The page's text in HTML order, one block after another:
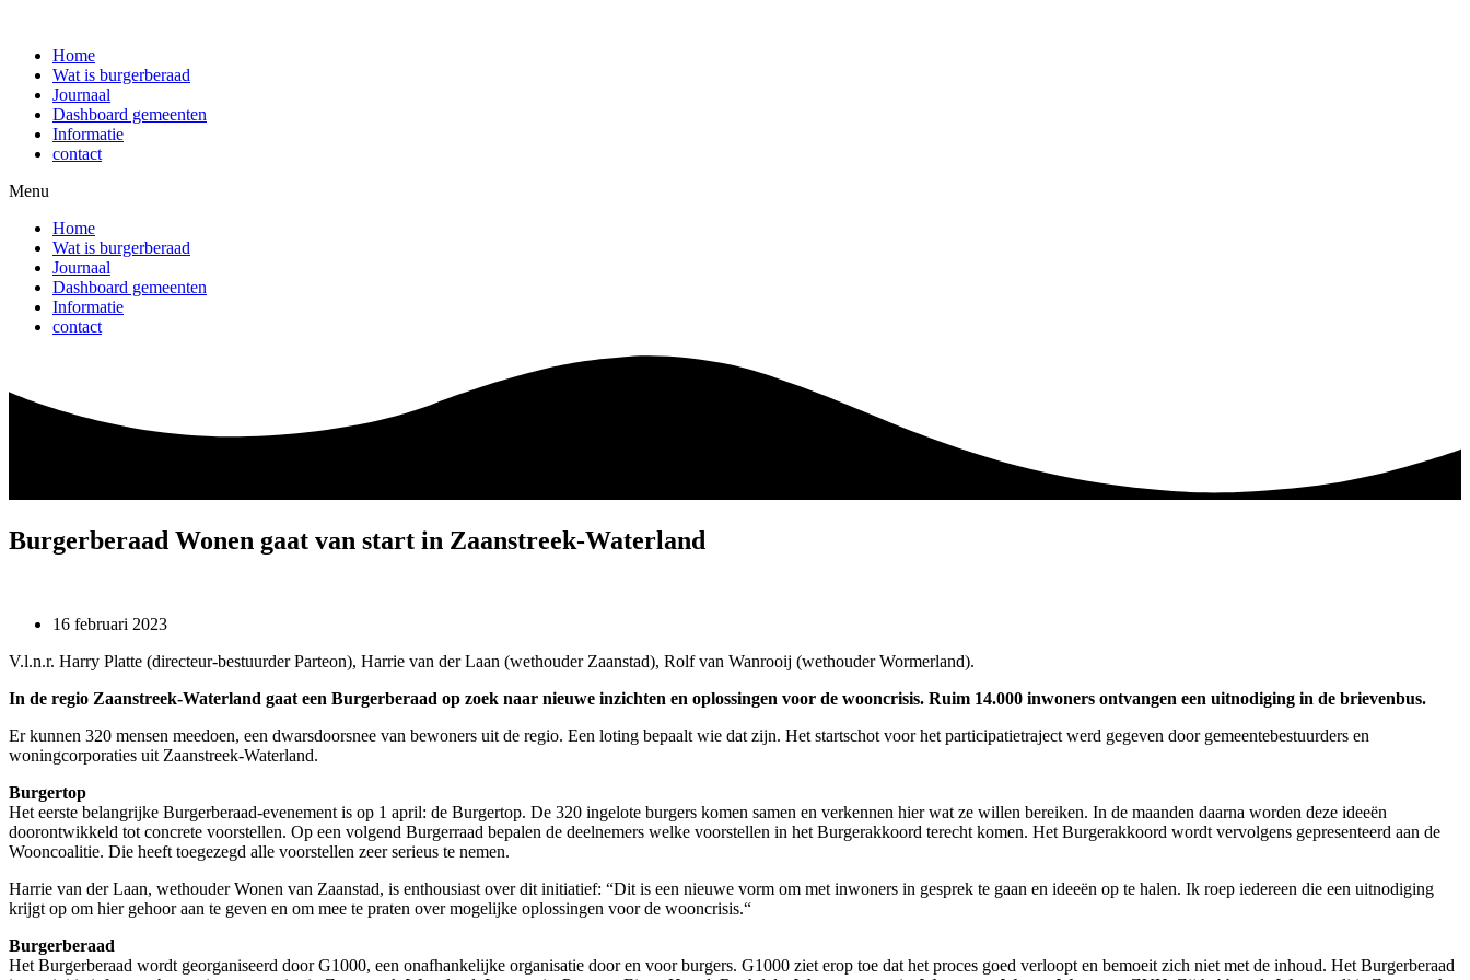
inhoud
Home
Wat is burgerberaad
Journaal
Dashboard gemeenten
Informatie
contact
Menu
Home
Wat is burgerberaad
Journaal
Dashboard gemeenten
Informatie
contact
Burgerberaad Wonen gaat van start in Zaanstreek-Waterland
16 februari 2023
V.l.n.r. Harry Platte (directeur-bestuurder Parteon), Harrie van der Laan (wethouder Zaanstad), Rolf van Wanrooij (wethouder Wormerland).
In de regio Zaanstreek-Waterland gaat een Burgerberaad op zoek naar nieuwe inzichten en oplossingen voor de wooncrisis. Ruim 14.000 inwoners ontvangen een uitnodiging in de brievenbus.
Er kunnen 320 mensen meedoen, een dwarsdoorsnee van bewoners uit de regio. Een loting bepaalt wie dat zijn. Het startschot voor het participatietraject werd gegeven door gemeentebestuurders en
woningcorporaties uit Zaanstreek-Waterland.
Burgertop
Het eerste belangrijke Burgerberaad-evenement is op 1 april: de Burgertop. De 320 ingelote burgers komen samen en verkennen hier wat ze willen bereiken. In de maanden daarna worden deze ideeën
doorontwikkeld tot concrete voorstellen. Op een volgend Burgerraad bepalen de deelnemers welke voorstellen in het Burgerakkoord terecht komen. Het Burgerakkoord wordt vervolgens gepresenteerd aan de
Wooncoalitie. Die heeft toegezegd alle voorstellen zeer serieus te nemen.
Harrie van der Laan, wethouder Wonen van Zaanstad, is enthousiast over dit initiatief: “Dit is een nieuwe vorm om met inwoners in gesprek te gaan en ideeën op te halen. Ik roep iedereen die een uitnodiging
krijgt op om hier gehoor aan te geven en om mee te praten over mogelijke oplossingen voor de wooncrisis.“
Burgerberaad
Het Burgerberaad wordt georganiseerd door G1000, een onafhankelijke organisatie door en voor burgers. G1000 ziet erop toe dat het proces goed verloopt en bemoeit zich niet met de inhoud. Het Burgerberaad